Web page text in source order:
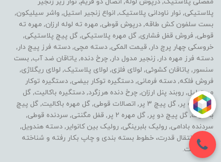
پلاستیکی, نوار ناودانی پلاستیک, انواع زنجیر استیل, واشر سیلیکون,
بست سلفون کش طاقه, درپوش قوطی, مهره ته لوله ارزان, مهره ته
قوطی, فروش قفل فشاری, گل مهره پلاستیکی, گل پیچ پلاستیکی,
خروسکی چهار پرچ دار, قیمت المکی, دسته مچی, دسته فرز پیچ دار,
دسته فرز مهره دار, زنجیر مدول دار, چرخ دنده, یاتاقان ضد آب, بست
سنسور, یاتاقان کشوئی, لولای فلزی, لولای پلاستیک, لولای ریگلاژی,
فروش فلکه, دسته فرمانی, دستگیره توکار بیضی, دستگیره توکار
مستطیل, روبند پنل ارزان, چرخ دنده هرزگرد, دستگیره باکالیت, گل
مهره سه پر, گل پیچ 3 پر, اتصالات قوطی, گل مهره باکالیت, گل پیچ
باکالیت, گل پیچ دو پر, گل مهره 2 پر, قفل مگنتی, سردنده قوطی,
سردنده بادامی, رولیک بلبرینگی, رولیک بین کانوایر, دسته هندویل,
خطوط انتقال قدرت، خطوط بسته بندی و چاپ بکار رفته و شناخته
شده است.